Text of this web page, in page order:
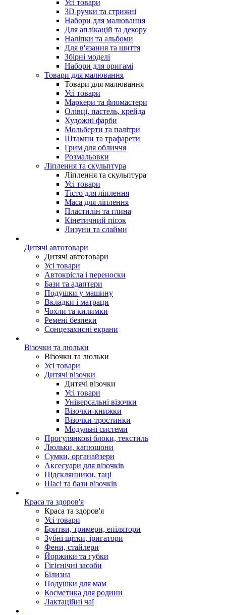
Усі товари
3D ручки та стрижні
Набори для малювання
Для аплікацій та декору
Наліпки та альбоми
Для в'язання та шиття
Збірні моделі
Набори для оригамі
Товари для малювання
Товари для малювання
Усі товари
Маркери та фломастери
Олівці, пастель, крейда
Художні фарби
Мольберти та палітри
Штампи та трафарети
Грим для обличчя
Розмальовки
Ліплення та скульптура
Ліплення та скульптура
Усі товари
Тісто для ліплення
Маса для ліплення
Пластилін та глина
Кінетичний пісок
Лизуни та слайми
Дитячі автотовари
Дитячі автотовари
Усі товари
Автокрісла і переноски
Бази та адаптери
Подушки у машину
Вкладки і матраци
Чохли та килимки
Ремені безпеки
Сонцезахисні екрани
Візочки та люльки
Візочки та люльки
Усі товари
Дитячі візочки
Дитячі візочки
Усі товари
Універсальні візочки
Візочки-книжки
Візочки-тростинки
Модульні системи
Прогулянкові блоки, текстиль
Люльки, капюшони
Сумки, органайзери
Аксесуари для візочків
Підсклянники, таці
Шасі та бази візочків
Краса та здоров'я
Краса та здоров'я
Усі товари
Бритви, тримери, епілятори
Зубні щітки, іригатори
Фени, стайлери
Йоржики та губки
Гігієнічні засоби
Білизна
Подушки для мам
Косметика для родини
Лактаційні чаї